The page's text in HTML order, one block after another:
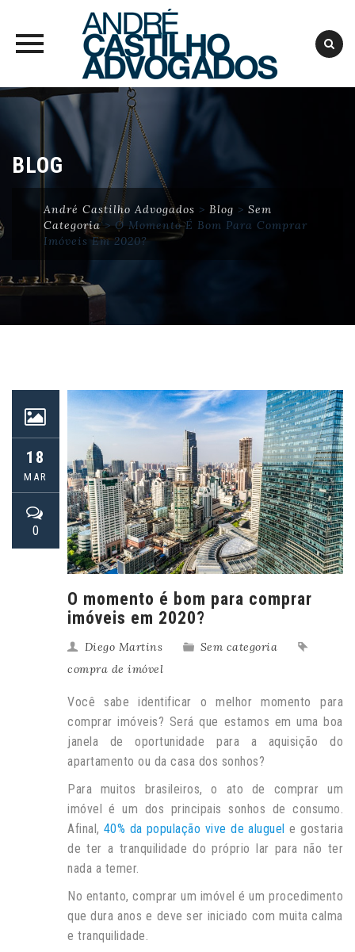
Skip
BLOG
André Castilho Advogados > Blog > Sem
Categoria>O Momento É Bom Para Comprar
Imóveis Em 2020?
18
MAR
0
O momento é bom para comprar
imóveis em 2020?
Diego Martins
Sem categoria
compra de imóvel
Você sabe identificar o melhor momento para
comprar imóveis? Será que estamos em uma boa
janela de oportunidade para a aquisição do
apartamento ou da casa dos sonhos?
Para muitos brasileiros, o ato de comprar um
imóvel é um dos principais sonhos de consumo.
Afinal, 40% da população vive de aluguel e gostaria
de ter a tranquilidade do próprio lar para não ter
nada a temer.
No entanto, comprar um imóvel é um procedimento
que dura anos e deve ser iniciado com muita calma
e tranquilidade.